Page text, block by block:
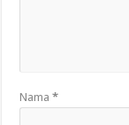
Nama*